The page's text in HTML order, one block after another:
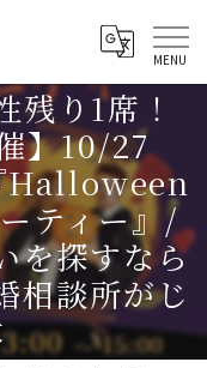
り1席！
】10/27
Halloween
ティー』/
を探すなら
相談所がじ